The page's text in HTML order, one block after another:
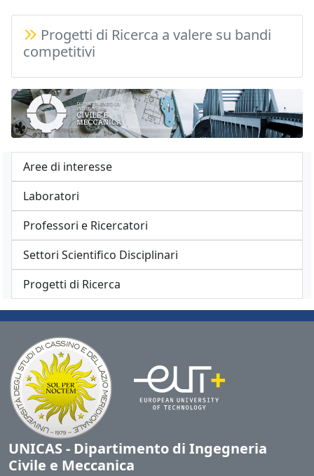
Progetti di Ricerca a valere su bandi
competitivi
Aree di interesse
Laboratori
Professori e Ricercatori
Settori Scientifico Disciplinari
Progetti di Ricerca
UNICAS - Dipartimento di Ingegneria
Civile e Meccanica